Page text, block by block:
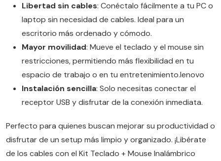
Libertad sin cables: Conéctalo fácilmente a tu PC o
laptop sin necesidad de cables. Ideal para un
escritorio más ordenado y cómodo.
Mayor movilidad: Mueve el teclado y el mouse sin
restricciones, permitiendo más flexibilidad en tu
espacio de trabajo o en tu entretenimiento.lenovo
Instalación sencilla: Solo necesitas conectar el
receptor USB y disfrutar de la conexión inmediata.
Perfecto para quienes buscan mejorar su productividad o
disfrutar de un setup más limpio y organizado. ¡Libérate
de los cables con el Kit Teclado + Mouse Inalámbrico